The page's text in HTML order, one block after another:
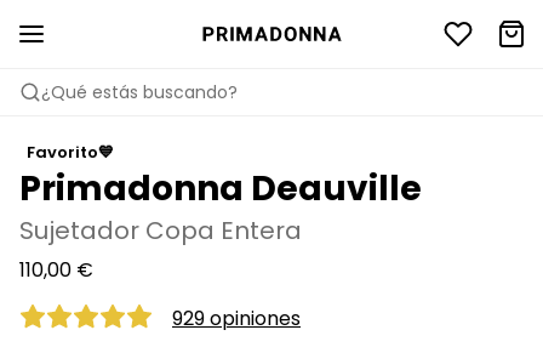
¿Qué estás buscando?
Favorito💙
Primadonna Deauville
Sujetador Copa Entera
110,00 €
929 opiniones